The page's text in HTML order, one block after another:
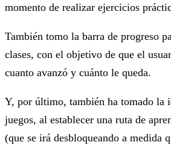
momento de realizar ejercicios
También tomo la barra de progreso
clases, con el objetivo de que el
cuanto avanzó y cuánto le queda.
Y, por último, también ha tomado la
juegos, al establecer una ruta de
(que se irá desbloqueando a medida